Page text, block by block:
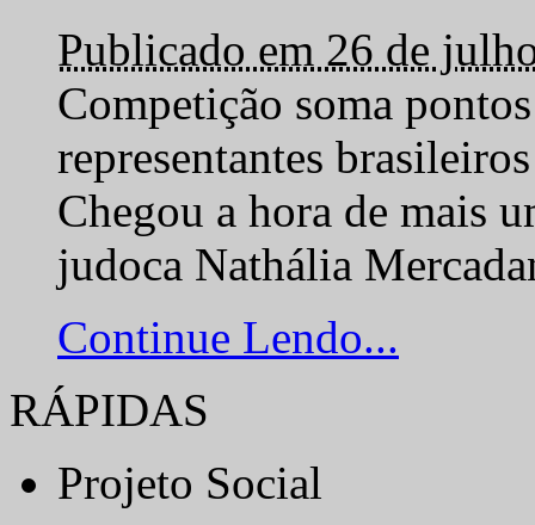
Publicado em 26 de
Competição soma
representantes
Chegou a hora de mais
judoca Nathália
Continue Lendo...
RÁPIDAS
Projeto Social